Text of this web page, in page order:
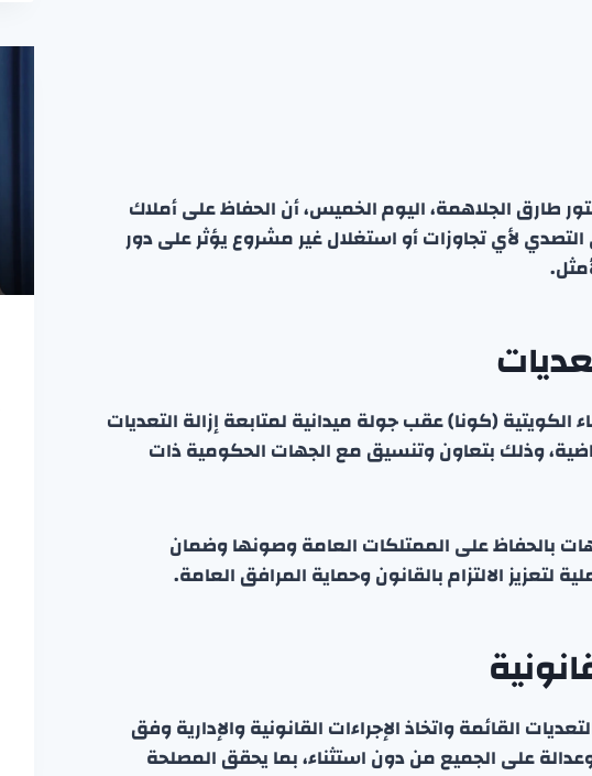
طارق الجلاهمة، اليوم الخميس، أن الحفاظ على أملاك
لأي تجاوزات أو استغلال غير مشروع يؤثر على دور
الكويتية (كونا) عقب جولة ميدانية لمتابعة إزالة التعديات
وذلك بتعاون وتنسيق مع الجهات الحكومية ذات
بالحفاظ على الممتلكات العامة وصونها وضمان
الالتزام بالقانون وحماية المرافق العامة.
القائمة واتخاذ الإجراءات القانونية والإدارية وفق
على الجميع من دون استثناء، بما يحقق المصلحة